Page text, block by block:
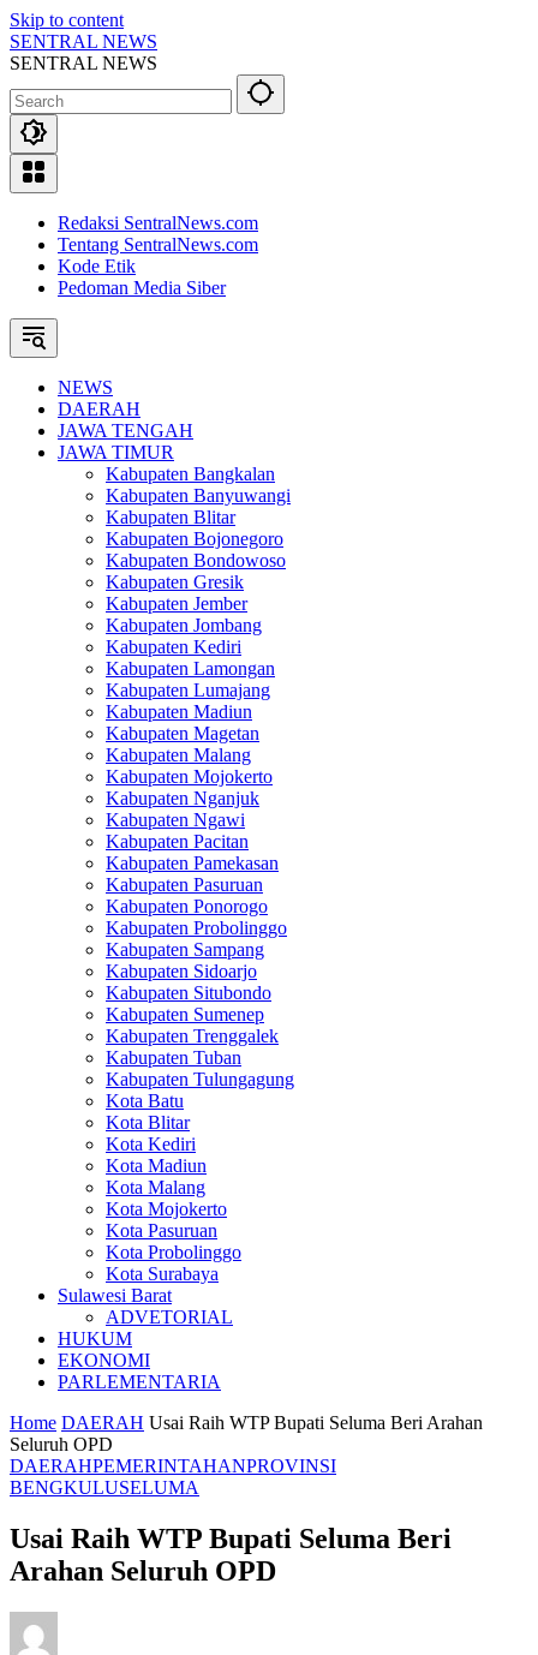
Skip to content
SENTRAL NEWS
SENTRAL NEWS
Redaksi SentralNews.com
Tentang SentralNews.com
Kode Etik
Pedoman Media Siber
NEWS
DAERAH
JAWA TENGAH
JAWA TIMUR
Kabupaten Bangkalan
Kabupaten Banyuwangi
Kabupaten Blitar
Kabupaten Bojonegoro
Kabupaten Bondowoso
Kabupaten Gresik
Kabupaten Jember
Kabupaten Jombang
Kabupaten Kediri
Kabupaten Lamongan
Kabupaten Lumajang
Kabupaten Madiun
Kabupaten Magetan
Kabupaten Malang
Kabupaten Mojokerto
Kabupaten Nganjuk
Kabupaten Ngawi
Kabupaten Pacitan
Kabupaten Pamekasan
Kabupaten Pasuruan
Kabupaten Ponorogo
Kabupaten Probolinggo
Kabupaten Sampang
Kabupaten Sidoarjo
Kabupaten Situbondo
Kabupaten Sumenep
Kabupaten Trenggalek
Kabupaten Tuban
Kabupaten Tulungagung
Kota Batu
Kota Blitar
Kota Kediri
Kota Madiun
Kota Malang
Kota Mojokerto
Kota Pasuruan
Kota Probolinggo
Kota Surabaya
Sulawesi Barat
ADVETORIAL
HUKUM
EKONOMI
PARLEMENTARIA
Home DAERAH Usai Raih WTP Bupati Seluma Beri Arahan
Seluruh OPD
DAERAHPEMERINTAHANPROVINSI
BENGKULUSELUMA
Usai Raih WTP Bupati Seluma Beri
Arahan Seluruh OPD